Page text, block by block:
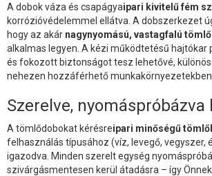
A dobok váza és csapágyaipari kivitelű fém
korrózióvédelemmel ellátva. A dobszerkezet
hogy az akár nagynyomású, vastagfalú
alkalmas legyen. A kézi működtetésű hajtókar
és fokozott biztonságot tesz lehetővé,
nehezen hozzáférhető munkakörnyezetekben.
Szerelve, nyomáspróbázva
A tömlődobokat kérésreipari minőségű
felhasználás típusához (víz, levegő, vegyszer,
igazodva. Minden szerelt egység
szivárgásmentesen kerül átadásra – így